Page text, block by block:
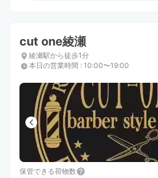
cut one綾瀬
綾瀬駅から徒歩1分
本日の営業時間 : 10:00〜19:00
保管できる荷物数